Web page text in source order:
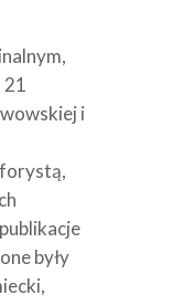
21
i
były